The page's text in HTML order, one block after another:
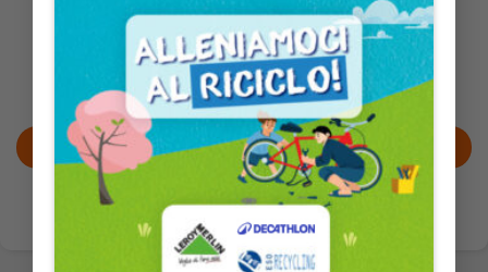
delleSCUOLE D’INFANZIA E PRIMARIE
Adatto agli studentiDAI 4 AI 6 ANNI
AGGIUNGI AL CARRELLO